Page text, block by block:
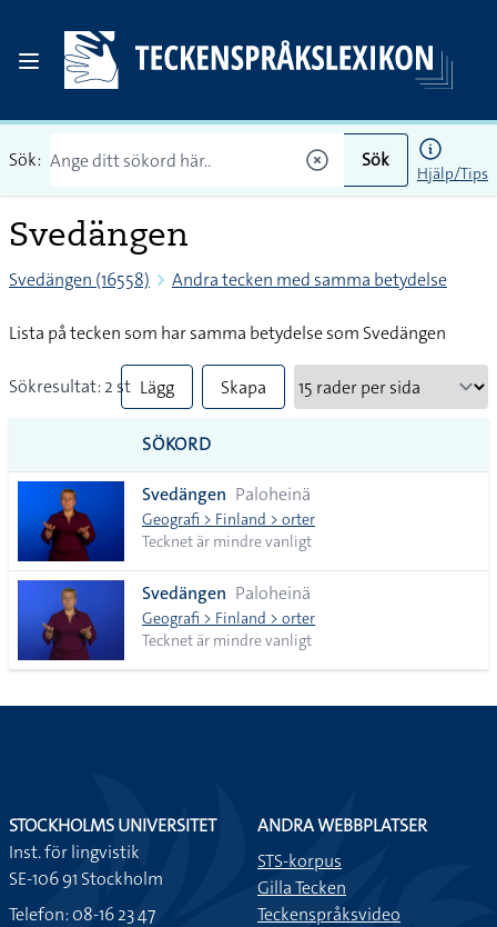
Sök: Sök
Hjälp/Tips
Svedängen
Svedängen (16558) Andra tecken med samma betydelse
Lista på tecken som har samma betydelse som Svedängen
Sökresultat: 2 st Lägg
till
alla i
lista
Skapa
SÖKORD
Svedängen Paloheinä
Geografi > Finland > orter
Tecknet är mindre vanligt
Svedängen Paloheinä
Geografi > Finland > orter
Tecknet är mindre vanligt
STOCKHOLMS UNIVERSITET
Inst. för lingvistik
SE-106 91 Stockholm
Telefon: 08-16 23 47
ANDRA WEBBPLATSER
STS-korpus
Gilla Tecken
Teckenspråksvideo